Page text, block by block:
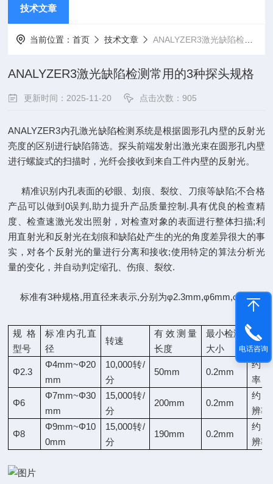
技术文章
当前位置：首页 技术文章 ANALYZER3激光缺陷检测常用的3种探头规格
ANALYZER3激光缺陷检测常用的3种探头规格
更新时间：2025-11-20 点击次数：905
ANALYZER3内孔激光缺陷检测系统是根据圆形孔内壁的反射光
亮度的区别进行缺陷筛选。探头前端发射出激光束在圆形孔内壁
进行螺旋式的扫描时，光纤会接收到来自工件内壁的反射光。
精准识别内孔表面的砂眼、划痕、裂纹、刀痕等缺陷;不合格
产品可以做到 0误判 ,助力提升产品质量控制 .具有优良的检查精
度、检查速激光发出照射，对检查对象的表面进行整体扫描;利
用直射光和反射光在划痕和缺陷处产生的光的角度差异很大的事
实，对各个反射光的量进行分离和接收;使用特定的算法分析光
量的变化，并自动判定缩孔、伤痕、裂纹.
标准有3种规格,用直径来表示,分别为φ2.3mm,φ6mm,φ 8mm
规格
型号
标准内孔直
径
转速
有效测量
长度
最小检测
大小
检测
Φ2.3
Φ4mm~Φ20
mm
10,000转/
分
50mm 0.2mm
约3
率
Φ6
Φ7mm~Φ30
mm
15,000转/
分
200mm 0.2mm
约
辨率
Φ8
Φ9mm~Φ10
0mm
15,000转/
分
190mm 0.2mm
约
辨率
电话咨询